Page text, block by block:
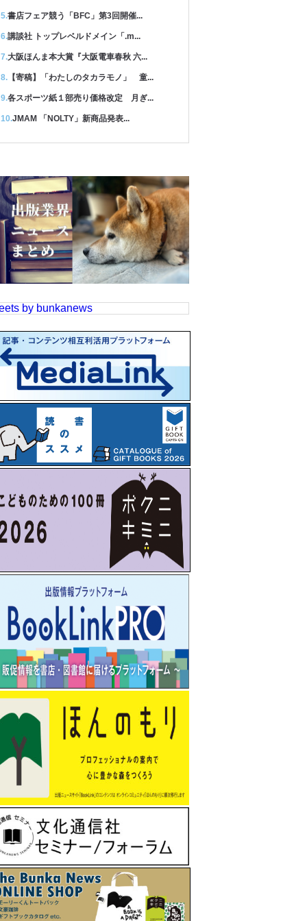
書店フェア競う「BFC」第3回開催...
講談社 トップレベルドメイン「.m...
大阪ほんま本大賞『大阪電車春秋 六...
【寄稿】「わたしのタカラモノ」 童...
各スポーツ紙１部売り価格改定 月ぎ...
JMAM 「NOLTY」新商品発表...
by bunkanews